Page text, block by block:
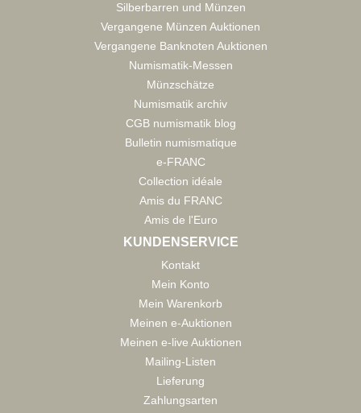
Silberbarren und Münzen
Vergangene Münzen Auktionen
Vergangene Banknoten Auktionen
Numismatik-Messen
Münzschätze
Numismatik archiv
CGB numismatik blog
Bulletin numismatique
e-FRANC
Collection idéale
Amis du FRANC
Amis de l'Euro
KUNDENSERVICE
Kontakt
Mein Konto
Mein Warenkorb
Meinen e-Auktionen
Meinen e-live Auktionen
Mailing-Listen
Lieferung
Zahlungsarten